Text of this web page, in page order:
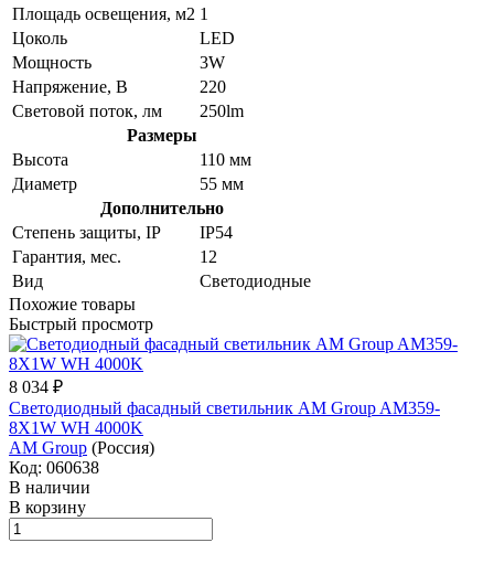
Площадь освещения, м2 1
Цоколь
LED
Мощность
3W
Напряжение, В
220
Световой поток, лм
250lm
Размеры
Высота
110 мм
Диаметр
55 мм
Дополнительно
Степень защиты, IP
IP54
Гарантия, мес.
12
Вид
Светодиодные
Похожие товары
Быстрый просмотр
8 034 ₽
Светодиодный фасадный светильник AM Group AM359-
8X1W WH 4000K
AM Group (Россия)
Код: 060638
В наличии
В корзину